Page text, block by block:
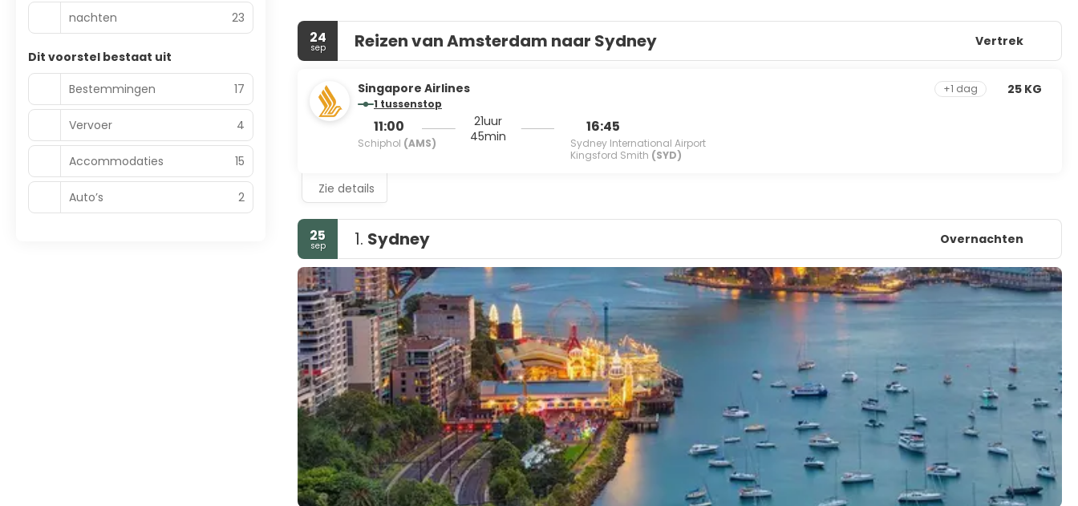
24
sep Reizen van Amsterdam naar Sydney Vertrek
Singapore Airlines
1 tussenstop
11:00
Schiphol (AMS)
21uur
45min
16:45
Sydney International Airport
Kingsford Smith (SYD)
+1 dag 25 KG
Zie details
25
sep 1. Sydney Overnachten
nachten 23
Dit voorstel bestaat uit
Bestemmingen
17
Vervoer 4
Accommodaties 15
Auto’s 2